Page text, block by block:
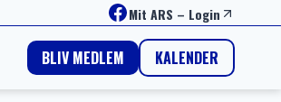
Facebook
Mit ARS – Login
BLIV MEDLEM KALENDER